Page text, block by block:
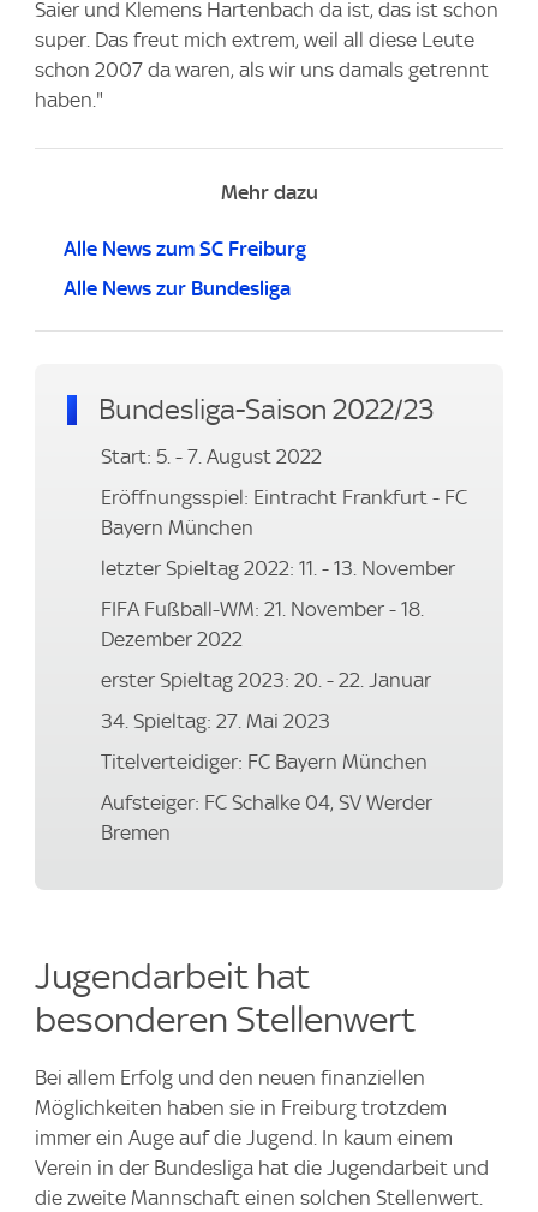
Saier und Klemens Hartenbach da ist, das ist schon
super. Das freut mich extrem, weil all diese Leute
schon 2007 da waren, als wir uns damals getrennt
haben."
Mehr dazu
Alle News zum SC Freiburg
Alle News zur Bundesliga
Bundesliga-Saison 2022/23
Start: 5. - 7. August 2022
Eröffnungsspiel: Eintracht Frankfurt - FC
Bayern München
letzter Spieltag 2022: 11. - 13. November
FIFA Fußball-WM: 21. November - 18.
Dezember 2022
erster Spieltag 2023: 20. - 22. Januar
34. Spieltag: 27. Mai 2023
Titelverteidiger: FC Bayern München
Aufsteiger: FC Schalke 04, SV Werder
Bremen
Jugendarbeit hat
besonderen Stellenwert
Bei allem Erfolg und den neuen finanziellen
Möglichkeiten haben sie in Freiburg trotzdem
immer ein Auge auf die Jugend. In kaum einem
Verein in der Bundesliga hat die Jugendarbeit und
die zweite Mannschaft einen solchen Stellenwert.